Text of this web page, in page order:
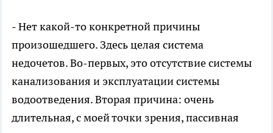
- Нет какой-то конкретной причины
произошедшего. Здесь целая система
недочетов. Во-первых, это отсутствие системы
канализования и эксплуатации системы
водоотведения. Вторая причина: очень
длительная, с моей точки зрения, пассивная